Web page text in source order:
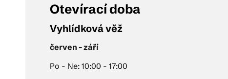
O‍tevírací doba
Vyhlídková věž
červen - září
Po - Ne: 10:00 - 17:00